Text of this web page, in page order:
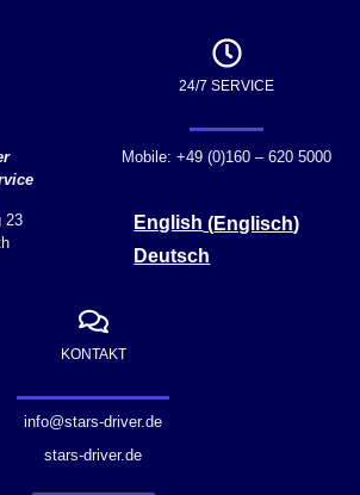
23
24/7 SERVICE
Mobile: +49 (0)160 – 620 5000
English (Englisch)
Deutsch
KONTAKT
info@stars-driver.de
stars-driver.de